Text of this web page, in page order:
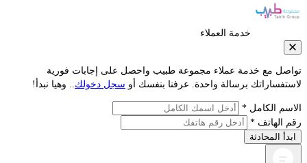
خدمة العملاء
مع خدمة عملاء مجموعة طبيب واحصل على إجابات فورية
برسالة واحدة. عرفنا بنفسك أوسجل دخولك.. وهيا نبدأ!
الكامل *
الهاتف *
المحادثة